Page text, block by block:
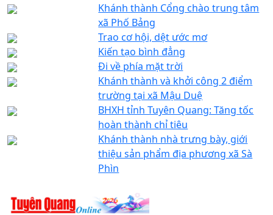
Khánh thành Cổng chào trung tâm
xã Phố Bảng
Trao cơ hội, dệt ước mơ
Kiến tạo bình đẳng
Đi về phía mặt trời
Khánh thành và khởi công 2 điểm
trường tại xã Mậu Duệ
BHXH tỉnh Tuyên Quang: Tăng tốc
hoàn thành chỉ tiêu
Khánh thành nhà trưng bày, giới
thiệu sản phẩm địa phương xã Sà
Phìn